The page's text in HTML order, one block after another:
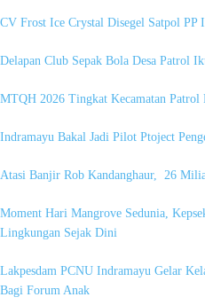
CV Frost Ice Crystal Disegel Satpol PP
Delapan Club Sepak Bola Desa Patrol
MTQH 2026 Tingkat Kecamatan Patrol
Indramayu Bakal Jadi Pilot Ptoject
Atasi Banjir Rob Kandanghaur, 26
Moment Hari Mangrove Sedunia,
Lingkungan Sejak Dini
Lakpesdam PCNU Indramayu Gelar
Bagi Forum Anak